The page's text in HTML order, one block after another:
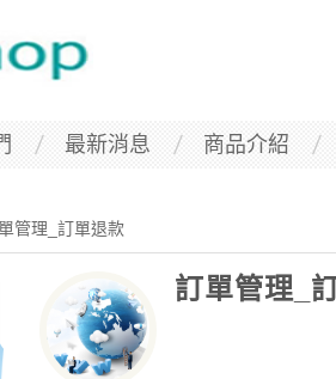
最新消息 商品介紹
管理_訂單退款
訂單管理_